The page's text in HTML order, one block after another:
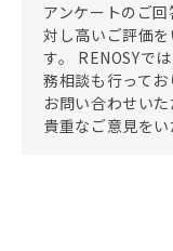
アンケートのご
対し高いご評価
す。 RENOSYで
務相談も行って
お問い合わせい
貴重なご意見を